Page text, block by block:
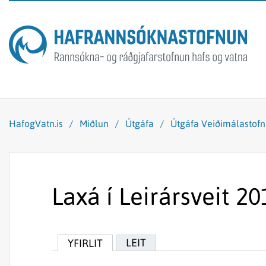
HafogVatn.is / Miðlun / Útgáfa / Útgáfa
Laxá í Leirársveit
YFIRLIT LEIT